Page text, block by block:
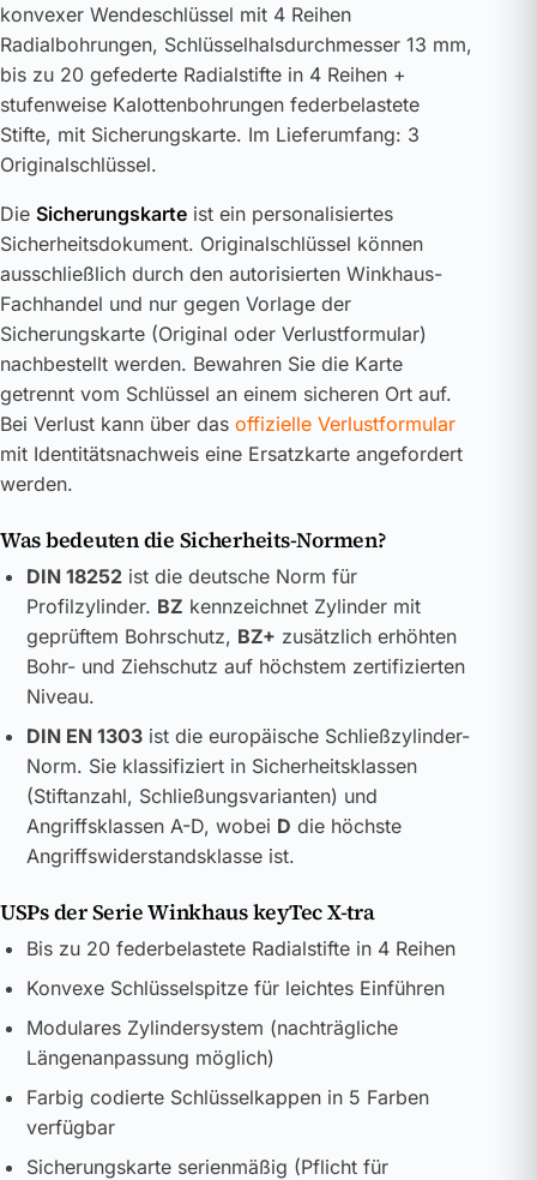
konvexer Wendeschlüssel mit 4 Reihen
Radialbohrungen, Schlüsselhalsdurchmesser 13 mm,
bis zu 20 gefederte Radialstifte in 4 Reihen +
stufenweise Kalottenbohrungen federbelastete
Stifte, mit Sicherungskarte. Im Lieferumfang: 3
Originalschlüssel.
Die Sicherungskarte ist ein personalisiertes
Sicherheitsdokument. Originalschlüssel können
ausschließlich durch den autorisierten Winkhaus-
Fachhandel und nur gegen Vorlage der
Sicherungskarte (Original oder Verlustformular)
nachbestellt werden. Bewahren Sie die Karte
getrennt vom Schlüssel an einem sicheren Ort auf.
Bei Verlust kann über das offizielle Verlustformular
mit Identitätsnachweis eine Ersatzkarte angefordert
werden.
Was bedeuten die Sicherheits-Normen?
DIN 18252ist die deutsche Norm für
Profilzylinder. BZ kennzeichnet Zylinder mit
geprüftem Bohrschutz, BZ+ zusätzlich erhöhten
Bohr- und Ziehschutz auf höchstem zertifizierten
Niveau.
DIN EN 1303ist die europäische Schließzylinder-
Norm. Sie klassifiziert in Sicherheitsklassen
(Stiftanzahl, Schließungsvarianten) und
Angriffsklassen A-D, wobei D die höchste
Angriffswiderstandsklasse ist.
USPs der Serie Winkhaus keyTec X-tra
Bis zu 20 federbelastete Radialstifte in 4 Reihen
Konvexe Schlüsselspitze für leichtes Einführen
Modulares Zylindersystem (nachträgliche
Längenanpassung möglich)
Farbig codierte Schlüsselkappen in 5 Farben
verfügbar
Sicherungskarte serienmäßig (Pflicht für